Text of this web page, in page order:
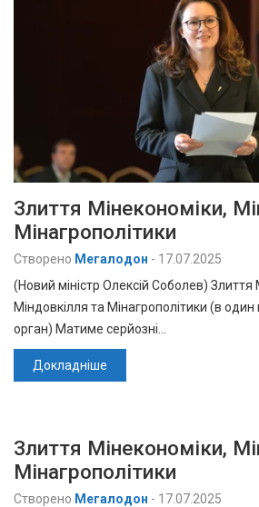
Злиття Мінекономіки,
Мінагрополітики
Створено Мегалодон - 17.07.2025
(Новий міністр Олексій Соболев) Злиття
Міндовкілля та Мінагрополітики (в один
орган) Матиме серйозні…
Докладніше
Злиття Мінекономіки,
Мінагрополітики
Створено Мегалодон - 17.07.2025